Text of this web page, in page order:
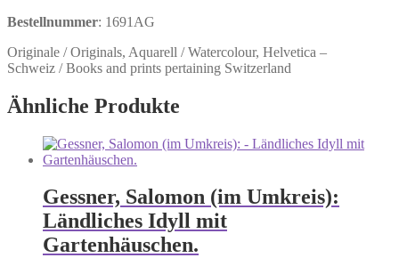
Bestellnummer: 1691AG
Originale / Originals, Aquarell / Watercolour, Helvetica –
Schweiz / Books and prints pertaining Switzerland
Ähnliche Produkte
Gessner, Salomon (im Umkreis):
Ländliches Idyll mit
Gartenhäuschen.